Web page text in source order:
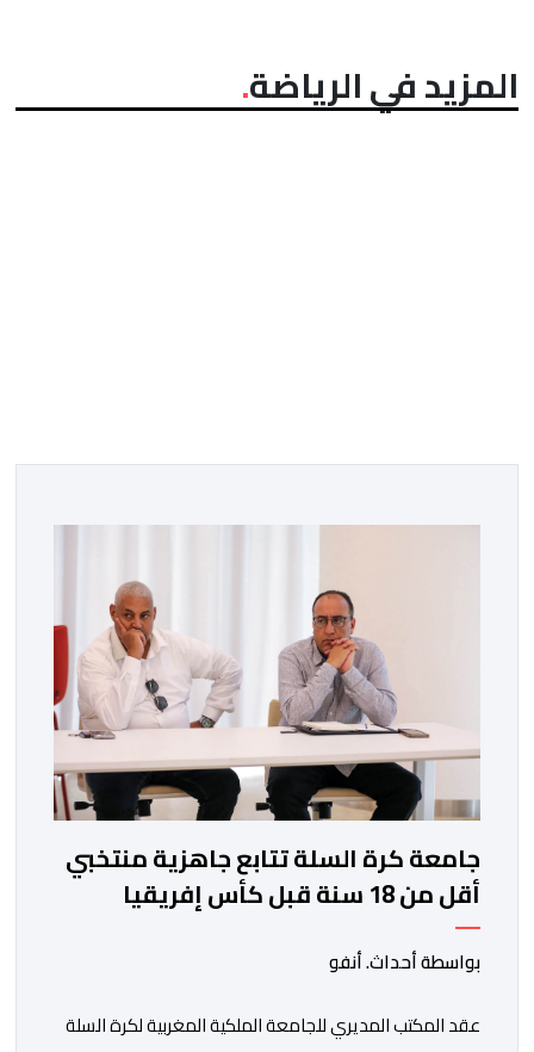
المزيد في الرياضة
جامعة كرة السلة تتابع جاهزية منتخبي
أقل من 18 سنة قبل كأس إفريقيا
بواسطة أحداث. أنفو
عقد المكتب المديري للجامعة الملكية المغربية لكرة السلة